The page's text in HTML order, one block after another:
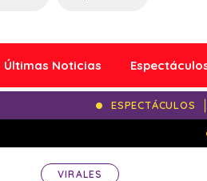
Últimas Noticias
ESPECTÁCULOS
VIRALES